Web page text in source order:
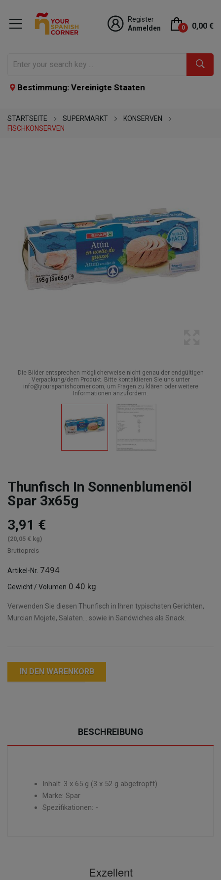
Register
Anmelden
0 0,00 €
Bestimmung: Vereinigte Staaten
STARTSEITE SUPERMARKT
KONSERVEN
FISCHKONSERVEN
Die Bilder entsprechen möglicherweise nicht genau der endgültigen
Verpackung/dem Produkt. Bitte kontaktieren Sie uns unter
info@yourspanishcorner.com, um Fragen zu klären oder weitere
Informationen anzufordern.
Thunfisch In Sonnenblumenöl
Spar 3x65g
3,91 €
(20,05 € kg)
Bruttopreis
Artikel-Nr. 7494
Gewicht / Volumen 0.40 kg
Verwenden Sie diesen Thunfisch in Ihren typischsten Gerichten,
Murcian Mojete, Salaten... sowie in Sandwiches als Snack.
IN DEN WARENKORB
BESCHREIBUNG
Inhalt: 3 x 65 g (3 x 52 g abgetropft)
Marke: Spar
Spezifikationen: -
Exzellent